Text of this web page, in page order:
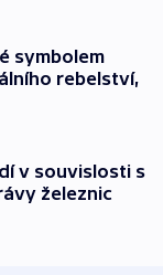
symbolem
rebelství,
v souvislosti s
železnic